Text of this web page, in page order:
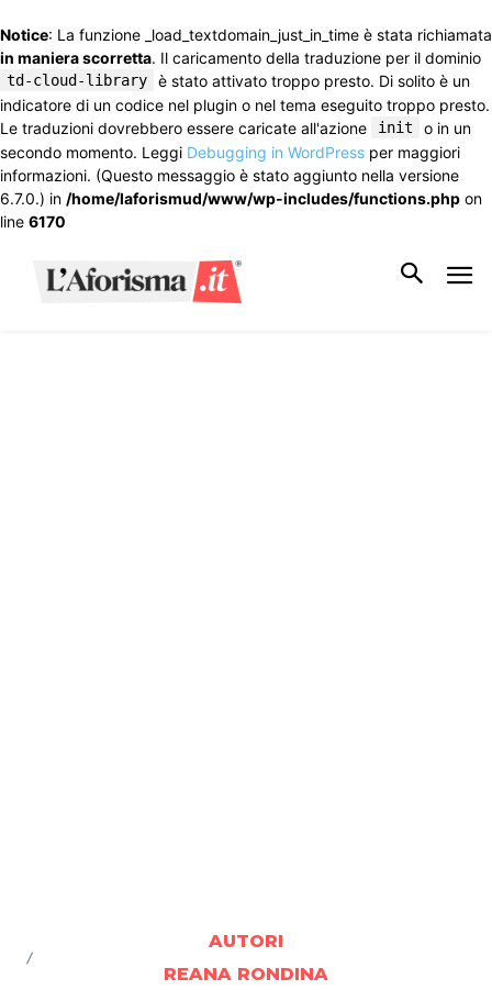
Notice: La funzione _load_textdomain_just_in_time è stata richiamata
in maniera scorretta. Il caricamento della traduzione per il dominio
td-cloud-library
è stato attivato troppo presto. Di solito è un
indicatore di un codice nel plugin o nel tema eseguito troppo presto.
Le traduzioni dovrebbero essere caricate all'azione
init
o in un
secondo momento. Leggi Debugging in WordPress per maggiori
informazioni. (Questo messaggio è stato aggiunto nella versione
6.7.0.) in /home/laforismud/www/wp-includes/functions.php on
line 6170
AUTORI
REANA RONDINA